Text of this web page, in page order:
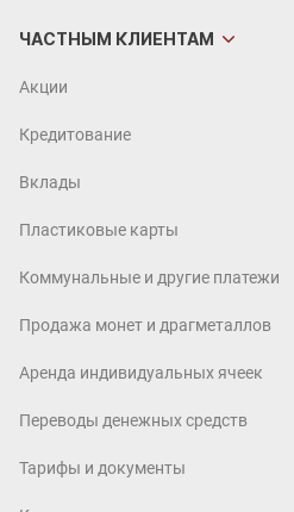
ЧАСТНЫМ КЛИЕНТАМ
Акции
Кредитование
Вклады
Пластиковые карты
Коммунальные и другие платежи
Продажа монет и драгметаллов
Аренда индивидуальных ячеек
Переводы денежных средств
Тарифы и документы